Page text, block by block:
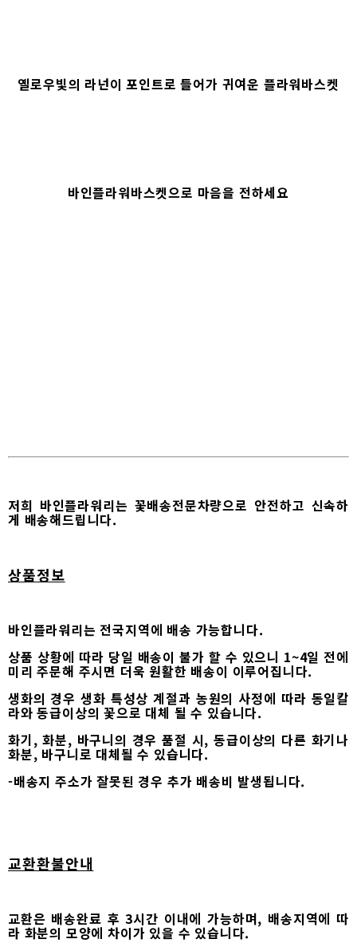
옐로우빛의 라넌이 포인트로 들어가 귀여운 플라워바스켓
바인플라워바스켓으로 마음을 전하세요
저희 바인플라워리는 꽃배송전문차량으로 안전하고 신속하
게 배송해드립니다.
상품정보
바인플라워리는 전국지역에 배송 가능합니다.
상품 상황에 따라 당일 배송이 불가 할 수 있으니 1~4일 전에
미리 주문해 주시면 더욱 원활한 배송이 이루어집니다.
생화의 경우 생화 특성상 계절과 농원의 사정에 따라 동일칼
라와 동급이상의 꽃으로 대체 될 수 있습니다.
화기, 화분, 바구니의 경우 품절 시, 동급이상의 다른 화기나
화분, 바구니로 대체될 수 있습니다.
-배송지 주소가 잘못된 경우 추가 배송비 발생됩니다.
교환환불안내
교환은 배송완료 후 3시간 이내에 가능하며, 배송지역에 따
라 화분의 모양에 차이가 있을 수 있습니다.